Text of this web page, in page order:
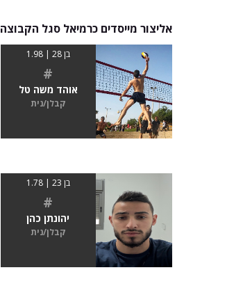
אליצור מייסדים כרמיאל סגל הקבוצה
בן 28 | 1.98
#
אוהד משה טל
קבלן/נית
בן 23 | 1.78
#
יהונתן כהן
קבלן/נית